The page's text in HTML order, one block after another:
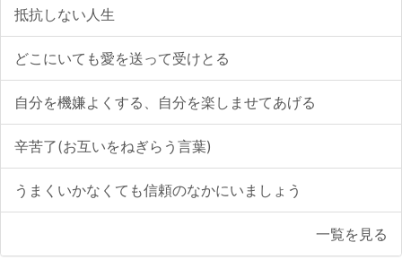
抵抗しない人生
どこにいても愛を送って受けとる
自分を機嫌よくする、自分を楽しませてあげる
辛苦了(お互いをねぎらう言葉)
うまくいかなくても信頼のなかにいましょう
一覧を見る